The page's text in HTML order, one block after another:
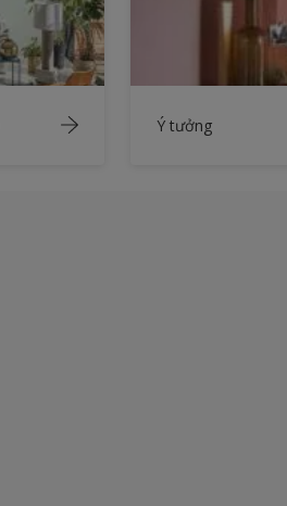
Ý tưởng